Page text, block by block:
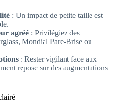
: Un impact de petite taille est
agréé : Privilégiez des
Mondial Pare-Brise ou
: Rester vigilant face aux
repose sur des augmentations